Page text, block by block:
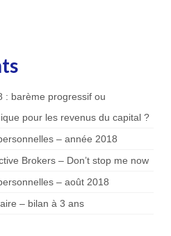
: barème progressif ou
pour les revenus du capital ?
– année 2018
Brokers – Don’t stop me now
– août 2018
– bilan à 3 ans